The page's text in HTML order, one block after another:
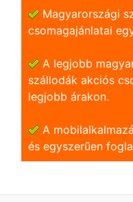
Magyarországi
csomagajánlatai
A legjobb
szállodák akciós
legjobb árakon.
A
és egyszerũen